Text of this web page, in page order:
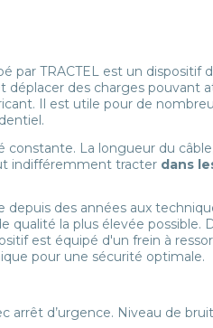
par TRACTEL est un dispositif
déplacer des charges pouvant
Il est utile pour de
constante. La longueur du
indifféremment tracterdans
des années aux
qualité la plus élevée possible.
est équipé d'un frein à
pour une sécurité optimale.
d’urgence. Niveau de